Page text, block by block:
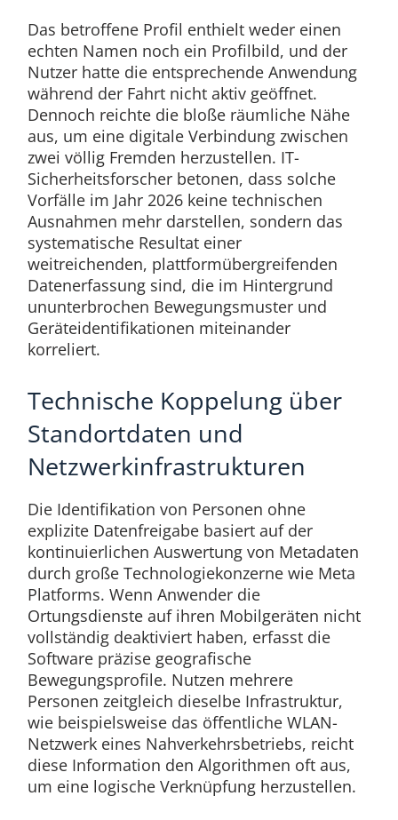
Das betroffene Profil enthielt weder einen
echten Namen noch ein Profilbild, und der
Nutzer hatte die entsprechende Anwendung
während der Fahrt nicht aktiv geöffnet.
Dennoch reichte die bloße räumliche Nähe
aus, um eine digitale Verbindung zwischen
zwei völlig Fremden herzustellen. IT-
Sicherheitsforscher betonen, dass solche
Vorfälle im Jahr 2026 keine technischen
Ausnahmen mehr darstellen, sondern das
systematische Resultat einer
weitreichenden, plattformübergreifenden
Datenerfassung sind, die im Hintergrund
ununterbrochen Bewegungsmuster und
Geräteidentifikationen miteinander
korreliert.
Technische Koppelung über
Standortdaten und
Netzwerkinfrastrukturen
Die Identifikation von Personen ohne
explizite Datenfreigabe basiert auf der
kontinuierlichen Auswertung von Metadaten
durch große Technologiekonzerne wie Meta
Platforms. Wenn Anwender die
Ortungsdienste auf ihren Mobilgeräten nicht
vollständig deaktiviert haben, erfasst die
Software präzise geografische
Bewegungsprofile. Nutzen mehrere
Personen zeitgleich dieselbe Infrastruktur,
wie beispielsweise das öffentliche WLAN-
Netzwerk eines Nahverkehrsbetriebs, reicht
diese Information den Algorithmen oft aus,
um eine logische Verknüpfung herzustellen.